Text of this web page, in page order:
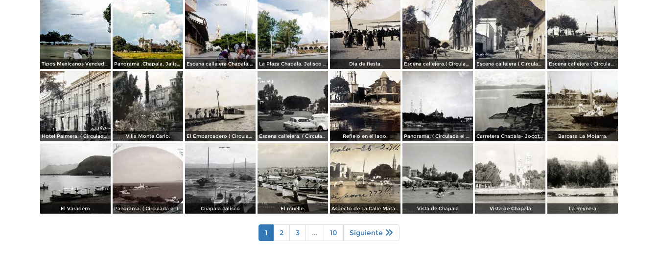
Tipos Mexicanos Vendedor de dulces Chapala, Jalisco 1961. Panorama .Chapala, Jalisco 1961. Escena callejera Chapala, Jalisco 1961.. La Plaza Chapala, Jalisco 1961. Dia de fiesta. Escena callejera.( Circulada el 3 de Marzo de 1909 ). Escena callejera ( Circulada el 22 de marzo de 1908 ). Escena callejera ( Circulada el 19 de Diciembre de 1908 )..
Hotel Palmera. ( Circulada el 30 de Junio de 1909 ). Villa Monte Carlo. El Embarcadero ( Circulada el 7 de Marzo de 1907 ). Escena callejera. ( Circulada el 28 de Mayo de 1955 ). Reflejo en el lago. Panorama. ( Circulada el 21 de Abril de 1924 ). Carretera Chapala- Jocotepec. Barcasa La Mojarra.
El Varadero Panorama. ( Circulada el 17 de Diciembre de 1906 ). Chapala Jalisco El muelle. Aspecto de La Calle Matamoros ( Circulada el 25 de Febrero de 1911 ). Vista de Chapala Vista de Chapala La Reynera
1 2 3 ... 10 Siguiente